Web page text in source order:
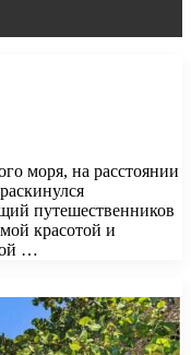
моря, на расстоянии
путешественников
красотой и
…